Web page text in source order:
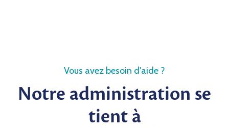
Vous avez besoin d'aide ?
Notre administration se
tient à